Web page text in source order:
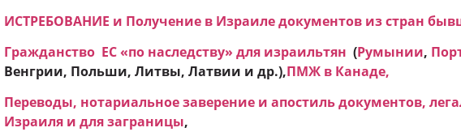
ИСТРЕБОВАНИЕ и Получение в Израиле документов из стран
Гражданство ЕC «по наследству» для израильтян (Румынии,
Венгрии, Польши, Литвы, Латвии и др.),ПМЖ в Канаде,
Переводы, нотариальное заверение и апостиль документов,
Израиля и для заграницы,